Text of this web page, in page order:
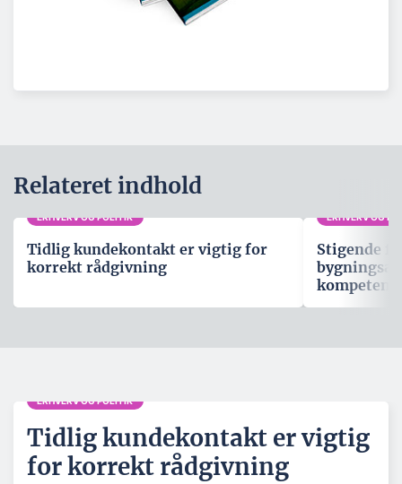
Relateret indhold
ERHVERV OG POLITIK
Tidlig kundekontakt er vigtig for
korrekt rådgivning
ERHVERV OG
Stigende
ERHVERV OG POLITIK
Tidlig kundekontakt er vigtig
for korrekt rådgivning